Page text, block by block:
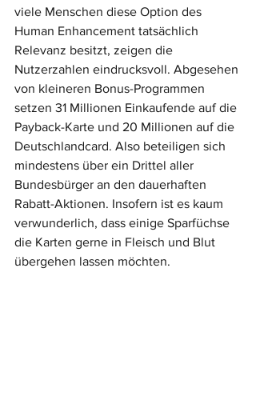
viele Menschen diese Option des
Human Enhancement tatsächlich
Relevanz besitzt, zeigen die
Nutzerzahlen eindrucksvoll. Abgesehen
von kleineren Bonus-Programmen
setzen 31 Millionen Einkaufende auf die
Payback-Karte und 20 Millionen auf die
Deutschlandcard. Also beteiligen sich
mindestens über ein Drittel aller
Bundesbürger an den dauerhaften
Rabatt-Aktionen. Insofern ist es kaum
verwunderlich, dass einige Sparfüchse
die Karten gerne in Fleisch und Blut
übergehen lassen möchten.